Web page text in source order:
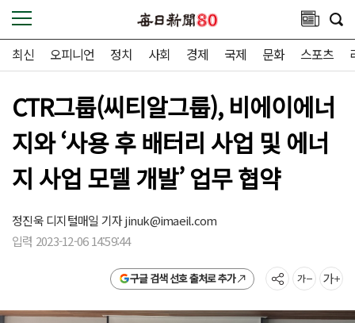
최신 오피니언 정치 사회 경제 국제 문화 스포츠
CTR그룹(씨티알그룹), 비에이에너
지와 ‘사용 후 배터리 사업 및 에너
지 사업 모델 개발’ 업무 협약
정진욱 디지털매일 기자jinuk@imaeil.com
입력 2023-12-06 14:59:44
구글 검색 선호 출처로 추가